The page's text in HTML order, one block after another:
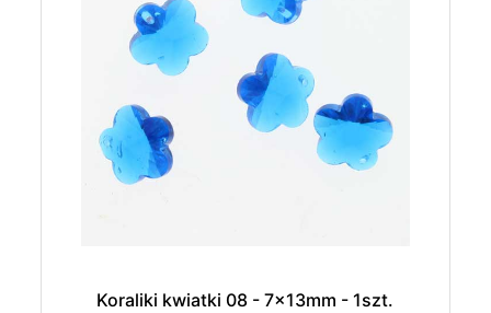
Koraliki kwiatki 08 - 7x13mm - 1szt.